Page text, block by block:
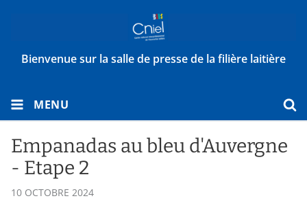
Bienvenue sur la salle de presse de la filière laitière
MENU
Empanadas au bleu d'Auvergne
- Etape 2
10 OCTOBRE 2024